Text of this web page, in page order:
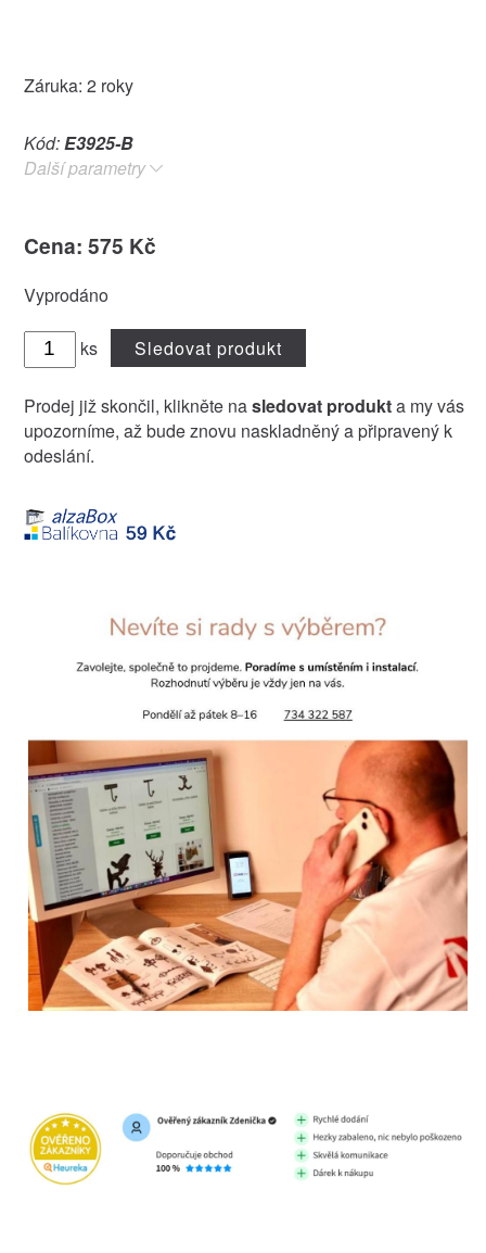
Záruka: 2 roky
Kód:E3925-B
Další parametry
Cena: 575 Kč
Vyprodáno
ks Sledovat produkt
Prodej již skončil, klikněte nasledovat produkta my vás
upozorníme, až bude znovu naskladněný a připravený k
odeslání.